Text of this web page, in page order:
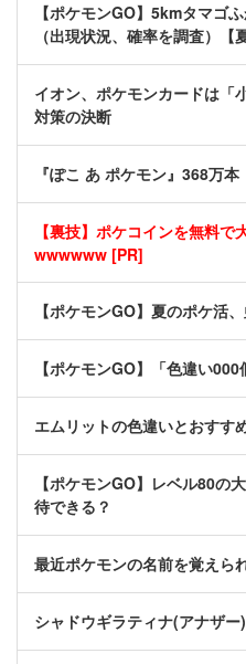
【ポケモンGO】5kmタマゴ
（出現状況、確率を調査）【
イオン、ポケモンカードは
対策の決断
『ぽこ あ ポケモン』368万本
【裏技】ポケコインを無料
wwwwww [PR]
【ポケモンGO】夏のポケ活
【ポケモンGO】「色違い
エムリットの色違いとおすす
【ポケモンGO】レベル80の
待できる？
最近ポケモンの名前を覚えら
シャドウギラティナ(アナザ